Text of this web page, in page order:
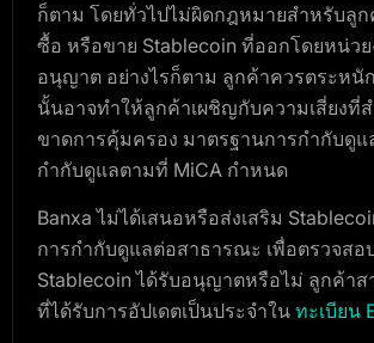
ก็ตาม โดยทั่วไปไม่ผิดกฎหมายสำหรับลูก
ซื้อ หรือขาย Stablecoin ที่ออกโดยหน่ว
อนุญาต อย่างไรก็ตาม ลูกค้าควรตระหนั
นั้นอาจทำให้ลูกค้าเผชิญกับความเสี่ยงที่
ขาดการคุ้มครอง มาตรฐานการกำกับดูแ
กำกับดูแลตามที่ MiCA กำหนด
Banxa ไม่ได้เสนอหรือส่งเสริม
การกำกับดูแลต่อสาธารณะ เพื่อตรวจสอ
Stablecoin ได้รับอนุญาตหรือไม่ ลูกค้า
ที่ได้รับการอัปเดตเป็นประจำใน ทะเบียน